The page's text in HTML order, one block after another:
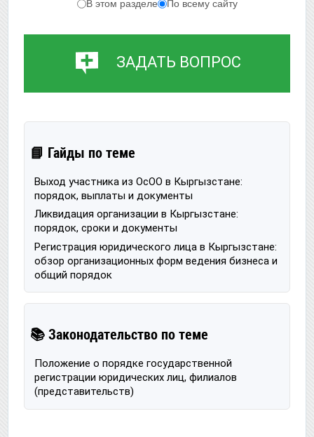
В этом разделе По всему сайту
ЗАДАТЬ ВОПРОС
📘 Гайды по теме
Выход участника из ОсОО в Кыргызстане:
порядок, выплаты и документы
Ликвидация организации в Кыргызстане:
порядок, сроки и документы
Регистрация юридического лица в Кыргызстане:
обзор организационных форм ведения бизнеса и
общий порядок
📚 Законодательство по теме
Положение о порядке государственной
регистрации юридических лиц, филиалов
(представительств)